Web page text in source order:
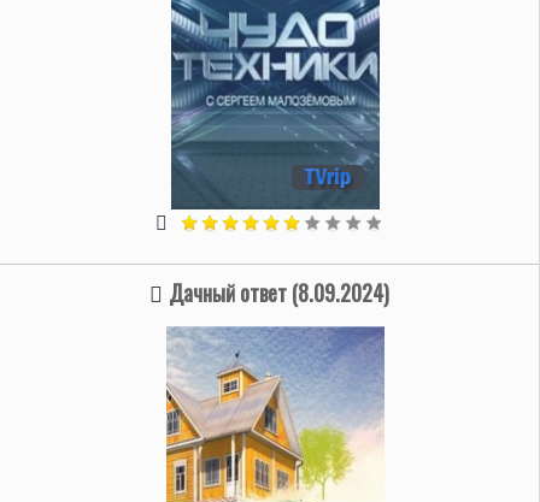
Дачный ответ (8.09.2024)